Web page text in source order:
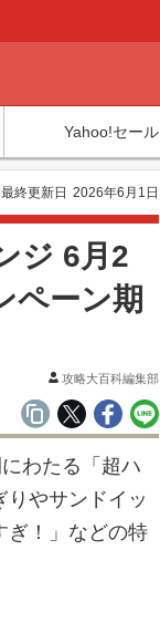
Yahoo!セール
最終更新日 2026年6月1日
ジ 6月2
ペーン期
攻略大百科編集部
わたる「超ハ
りやサンドイッ
ぎ！」などの特